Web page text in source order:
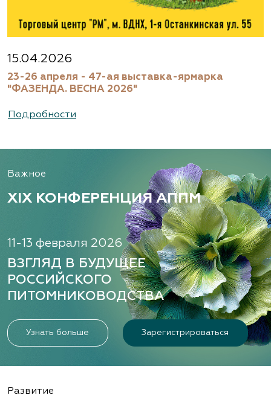
15.04.2026
23-26 апреля - 47-ая выставка-ярмарка
"ФАЗЕНДА. ВЕСНА 2026"
Подробности
Важное
XIX КОНФЕРЕНЦИЯ АППМ
11-13 февраля 2026
ВЗГЛЯД В БУДУЩЕЕ
РОССИЙСКОГО
ПИТОМНИКОВОДСТВА
Узнать больше Зарегистрироваться
Развитие